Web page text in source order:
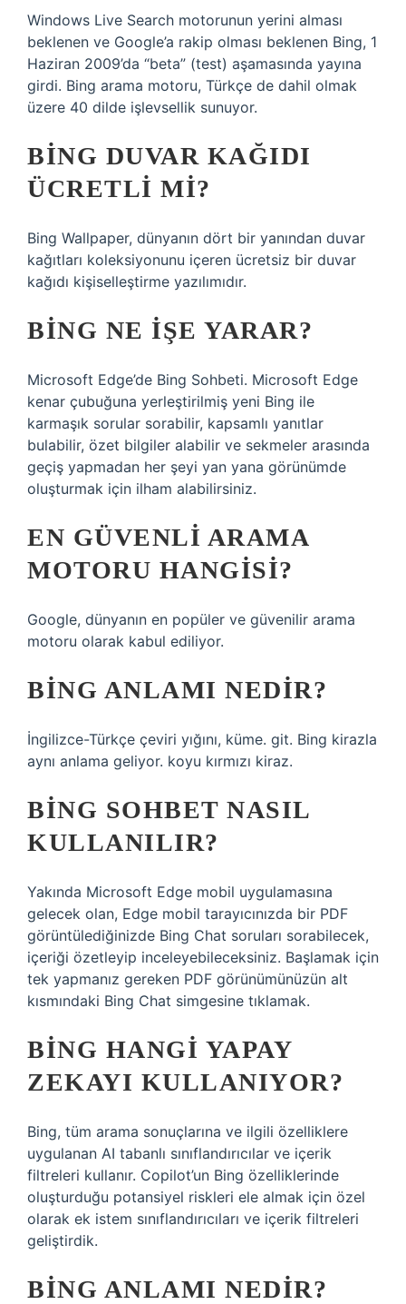
Windows Live Search motorunun yerini alması
beklenen ve Google’a rakip olması beklenen Bing, 1
Haziran 2009’da “beta” (test) aşamasında yayına
girdi. Bing arama motoru, Türkçe de dahil olmak
üzere 40 dilde işlevsellik sunuyor.
BING DUVAR KAĞIDI
ÜCRETLI MI?
Bing Wallpaper, dünyanın dört bir yanından duvar
kağıtları koleksiyonunu içeren ücretsiz bir duvar
kağıdı kişiselleştirme yazılımıdır.
BING NE IŞE YARAR?
Microsoft Edge’de Bing Sohbeti. Microsoft Edge
kenar çubuğuna yerleştirilmiş yeni Bing ile
karmaşık sorular sorabilir, kapsamlı yanıtlar
bulabilir, özet bilgiler alabilir ve sekmeler arasında
geçiş yapmadan her şeyi yan yana görünümde
oluşturmak için ilham alabilirsiniz.
EN GÜVENLI ARAMA
MOTORU HANGISI?
Google, dünyanın en popüler ve güvenilir arama
motoru olarak kabul ediliyor.
BING ANLAMI NEDIR?
İngilizce-Türkçe çeviri yığını, küme. git. Bing kirazla
aynı anlama geliyor. koyu kırmızı kiraz.
BING SOHBET NASIL
KULLANILIR?
Yakında Microsoft Edge mobil uygulamasına
gelecek olan, Edge mobil tarayıcınızda bir PDF
görüntülediğinizde Bing Chat soruları sorabilecek,
içeriği özetleyip inceleyebileceksiniz. Başlamak için
tek yapmanız gereken PDF görünümünüzün alt
kısmındaki Bing Chat simgesine tıklamak.
BING HANGI YAPAY
ZEKAYI KULLANIYOR?
Bing, tüm arama sonuçlarına ve ilgili özelliklere
uygulanan AI tabanlı sınıflandırıcılar ve içerik
filtreleri kullanır. Copilot’un Bing özelliklerinde
oluşturduğu potansiyel riskleri ele almak için özel
olarak ek istem sınıflandırıcıları ve içerik filtreleri
geliştirdik.
BING ANLAMI NEDIR?